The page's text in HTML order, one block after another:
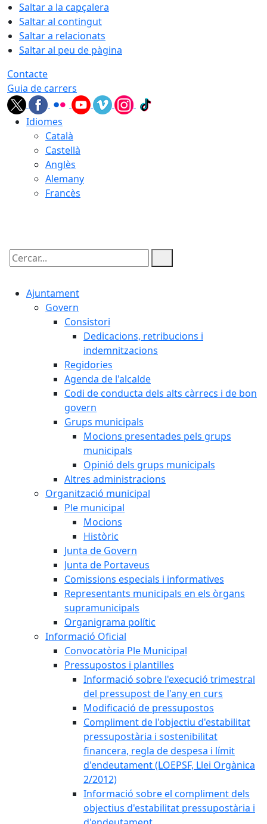
Saltar a la capçalera
Saltar al contingut
Saltar a relacionats
Saltar al peu de pàgina
Contacte
Guia de carrers
Idiomes
Català
Castellà
Anglès
Alemany
Francès
Cercar:
Ajuntament
Govern
Consistori
Dedicacions, retribucions i
indemnitzacions
Regidories
Agenda de l'alcalde
Codi de conducta dels alts càrrecs i de bon
govern
Grups municipals
Mocions presentades pels grups
municipals
Opinió dels grups municipals
Altres administracions
Organització municipal
Ple municipal
Mocions
Històric
Junta de Govern
Junta de Portaveus
Comissions especials i informatives
Representants municipals en els òrgans
supramunicipals
Organigrama polític
Informació Oficial
Convocatòria Ple Municipal
Pressupostos i plantilles
Informació sobre l'execució trimestral
del pressupost de l'any en curs
Modificació de pressupostos
Compliment de l'objectiu d'estabilitat
pressupostària i sostenibilitat
financera, regla de despesa i límit
d'endeutament (LOEPSF, Llei Orgànica
2/2012)
Informació sobre el compliment dels
objectius d'estabilitat pressupostària i